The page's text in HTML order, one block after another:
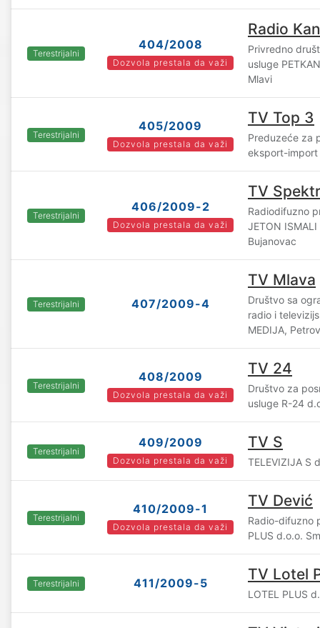
Terestrijalni
404/2008
Dozvola prestala da važi
Radio Kan
Privredno
usluge
Mlavi
Terestrijalni
405/2009
Dozvola prestala da važi
TV Top 3
Preduzeće za
eksport-import
Terestrijalni
406/2009-2
Dozvola prestala da važi
TV
Radiodifuzno
JETON
Bujanovac
Terestrijalni 407/2009-4
TV Mlava
Društvo sa
radio i
MEDIJA,
Terestrijalni
408/2009
Dozvola prestala da važi
TV 24
Društvo za
usluge R-24
Terestrijalni
409/2009
Dozvola prestala da važi
TV S
TELEVIZIJA S
Terestrijalni
410/2009-1
Dozvola prestala da važi
TV Dević
Radio-difuzno
PLUS d.o.o.
Terestrijalni 411/2009-5 TV Lotel
LOTEL PLUS